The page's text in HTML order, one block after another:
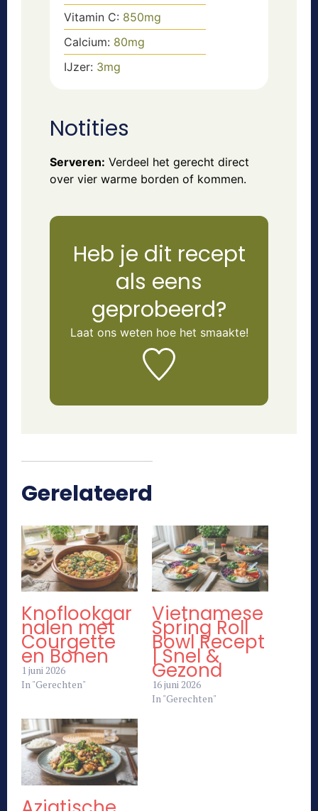
Vitamin C: 850mg
Calcium: 80mg
IJzer: 3mg
Notities
Serveren: Verdeel het gerecht direct
over vier warme borden of kommen.
Heb je dit recept
als eens
geprobeerd?
Laat ons weten hoe het smaakte!
Gerelateerd
Knoflookgar
nalen met
Courgette
en Bonen
1 juni 2026
In "Gerechten"
Vietnamese
Spring Roll
Bowl Recept
| Snel &
Gezond
16 juni 2026
In "Gerechten"